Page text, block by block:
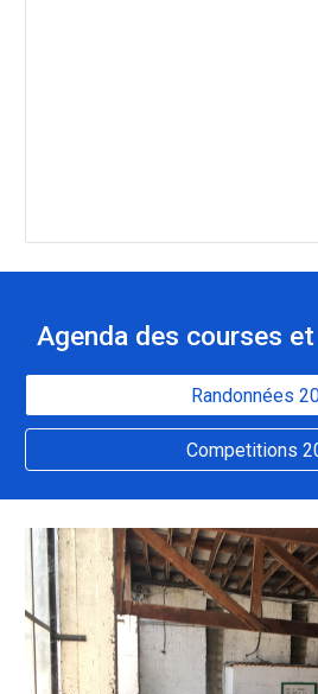
Agenda des courses
Randonnées
Competitions